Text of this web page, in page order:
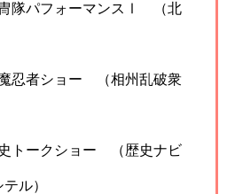
隊パフォーマンスⅠ （北
忍者ショー （相州乱破衆
トークショー （歴史ナビ
ル）